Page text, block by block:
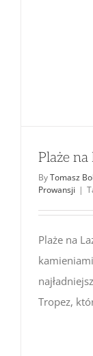
Plaże
ByTomasz
Prowansji |
Plaże na
Tropez,